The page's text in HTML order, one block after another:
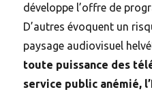
développe l’offre de
D’autres évoquent un
paysage audiovisuel
toute puissance des
service public anémié,